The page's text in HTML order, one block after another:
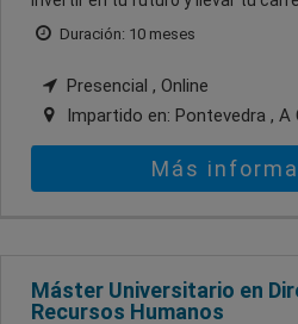
Duración: 10 meses
Presencial , Online
Impartido en: Pontevedra , A
Más
Máster Universitario en
Recursos Humanos